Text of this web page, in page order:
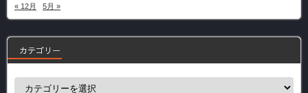
« 12月 5月 »
カテゴリー
カ